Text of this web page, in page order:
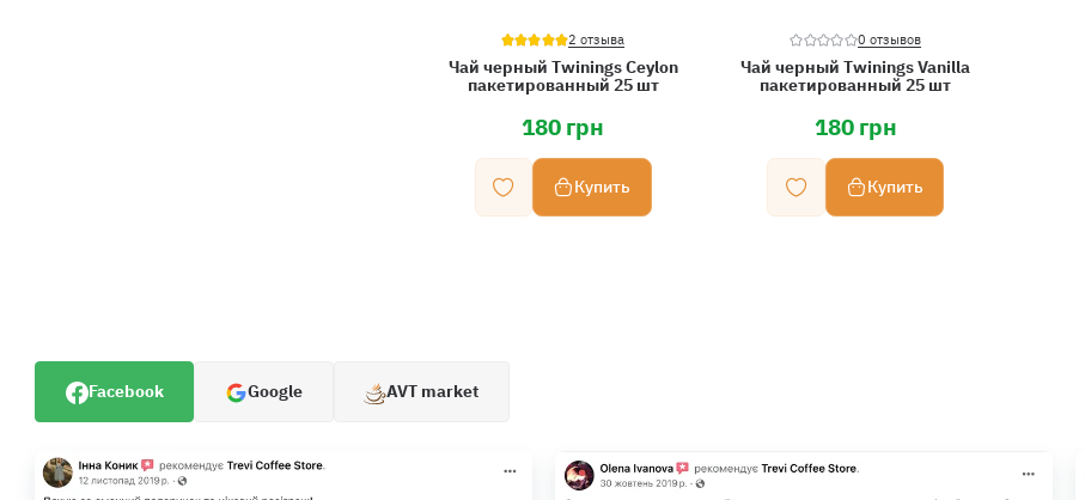
2 отзыва
Чай черный Twinings Ceylon
пакетированный 25 шт
180 грн
Купить
0 отзывов
Чай черный Twinings Vanilla
пакетированный 25 шт
180 грн
Купить
Facebook Google AVT market